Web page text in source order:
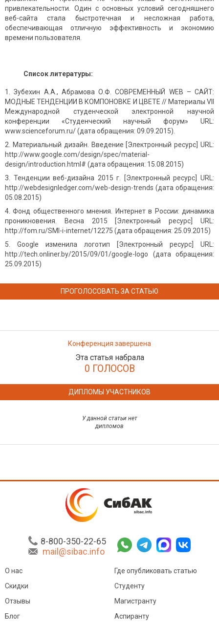
привлекательности. Один с основных условий сегодняшнего
веб-сайта стала быстротечная и несложная работа,
обеспечивающая отличную эффективность и экономию
времени пользователя.
Список литературы:
Зубехин А.А., Абрамова О.Ф. СОВРЕМЕННЫЙ WEB – САЙТ:
МОДНЫЕ ТЕНДЕНЦИИ В КОМПОНОВКЕ И ЦВЕТЕ // Материалы VII
Международной студенческой электронной научной
конференции «Студенческий научный форум» URL:
www.scienceforum.ru/ (дата обращения: 09.09.2015).
Материальный дизайн. Введение [Электронный ресурс] URL:
http://www.google.com/design/spec/material-
design/introduction.html# (дата обращения: 15.08.2015)
Тенденции веб-дизайна 2015 г. [Электронный ресурс] URL:
http://webdesignledger.com/web-design-trends (дата обращения:
05.08.2015)
Фонд общественного мнения. Интернет в России: динамика
проникновения. Весна 2015 [Электронный ресурс] URL:
http://fom.ru/SMI-i-internet/12275 (дата обращения: 25.09.2015)
Google изменила логотип [Электронный ресурс] URL:
http://tech.onliner.by/2015/09/01/google-logo (дата обращения:
25.09.2015)
ПРОГОЛОСОВАТЬ ЗА СТАТЬЮ
Конференция завершена
Эта статья набрала
0 ГОЛОСОВ
ДИПЛОМЫ УЧАСТНИКОВ
У данной статьи нет
дипломов
8-800-350-22-65
mail@sibac.info
О нас
Скидки
Отзывы
Блог
Где опубликовать статью
Студенту
Магистранту
Аспиранту